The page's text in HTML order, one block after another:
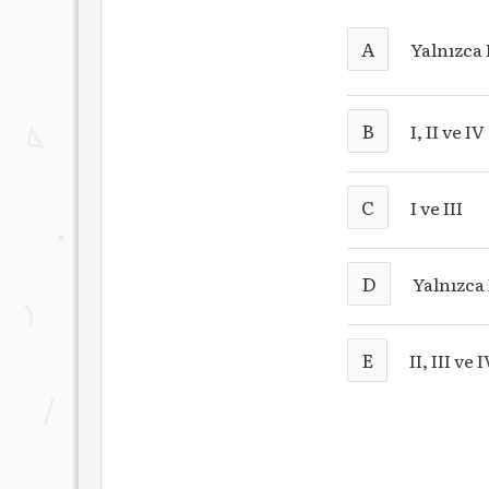
A Yalnızca
B I, II ve IV
C I ve III
D
E II, III ve